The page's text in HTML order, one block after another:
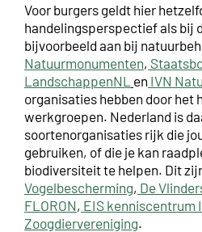
Voor burgers geldt hier
handelingsperspectief als bij
bijvoorbeeld aan bij
Natuurmonumenten,
LandschappenNL en IVN
organisaties hebben door het
werkgroepen. Nederland is
soortenorganisaties rijk die
gebruiken, of die je kan
biodiversiteit te helpen. Dit
Vogelbescherming, De
FLORON, EIS kenniscentrum
Zoogdiervereniging.